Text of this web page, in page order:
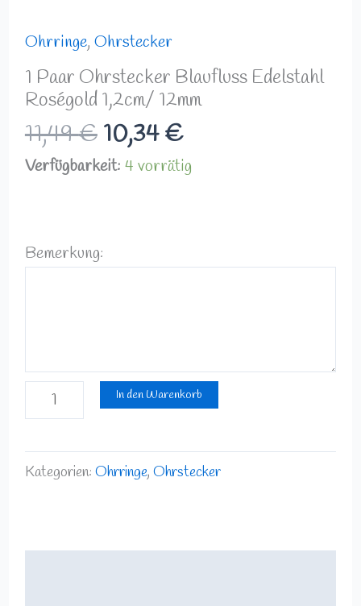
Ohrringe, Ohrstecker
1 Paar Ohrstecker Blaufluss Edelstahl
Roségold 1,2cm/ 12mm
11,49€ 10,34€
Verfügbarkeit: 4 vorrätig
Bemerkung:
In den Warenkorb
Kategorien: Ohrringe, Ohrstecker